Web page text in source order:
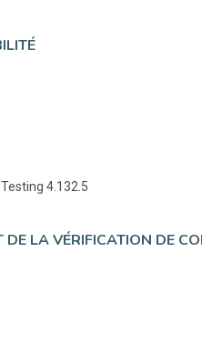
4.132.5
DE LA VÉRIFICATION DE